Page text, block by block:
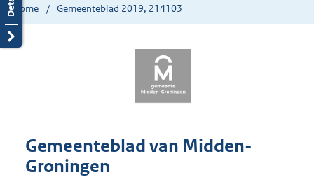
Home Gemeenteblad 2019, 214103
Gemeenteblad van Midden-
Groningen